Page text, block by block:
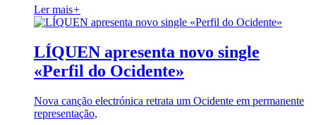
Ler mais+
LÍQUEN apresenta novo single
«Perfil do Ocidente»
Nova canção electrónica retrata um Ocidente em permanente
representação,